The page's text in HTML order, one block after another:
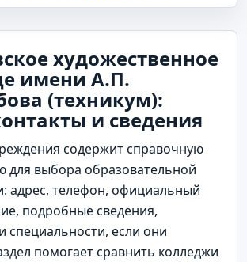
художественное
имени А.П.
(техникум):
и сведения
содержит справочную
выбора образовательной
адрес, телефон, официальный
подробные сведения,
специальности, если они
помогает сравнить колледжи